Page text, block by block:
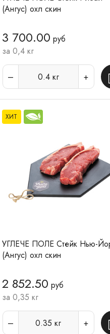
(Ангус) охл скин
3 700.00 руб
за 0,4 кг
0.4 кг
ХИТ
УГЛЕЧЕ ПОЛЕ Стейк Нью-
(Ангус) охл скин
2 852.50 руб
за 0,35 кг
0.35 кг